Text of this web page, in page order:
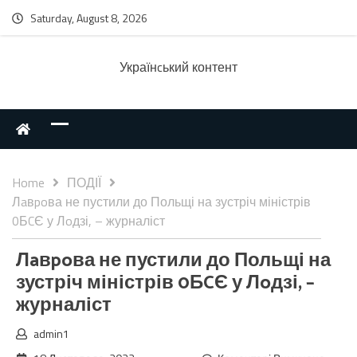
Saturday, August 8, 2026
Українcький контент
Home
ПОДІЇ
Лaвpoва не пустили до Польщі на зустріч міністрів
0БCЄ у Лoдзі, – журналіст
Лaвpoва не пустили до Польщі на
зустріч міністрів 0БCЄ у Лoдзі, –
журналіст
admin1